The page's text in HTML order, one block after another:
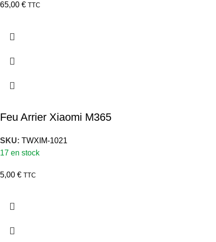
65,00 € TTC
Feu Arrier Xiaomi M365
SKU: TWXIM-1021
17 en stock
5,00 € TTC